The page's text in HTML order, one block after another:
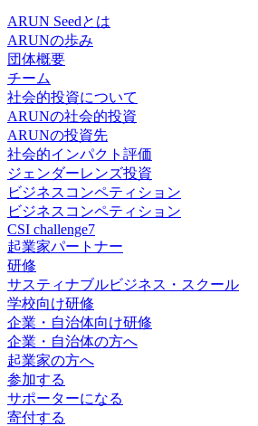
ARUN Seedとは
ARUNの歩み
団体概要
チーム
社会的投資について
ARUNの社会的投資
ARUNの投資先
社会的インパクト評価
ジェンダーレンズ投資
ビジネスコンペティション
ビジネスコンペティション
CSI challenge7
起業家パートナー
研修
サスティナブルビジネス・スクール
学校向け研修
企業・自治体向け研修
企業・自治体の方へ
起業家の方へ
参加する
サポーターになる
寄付する